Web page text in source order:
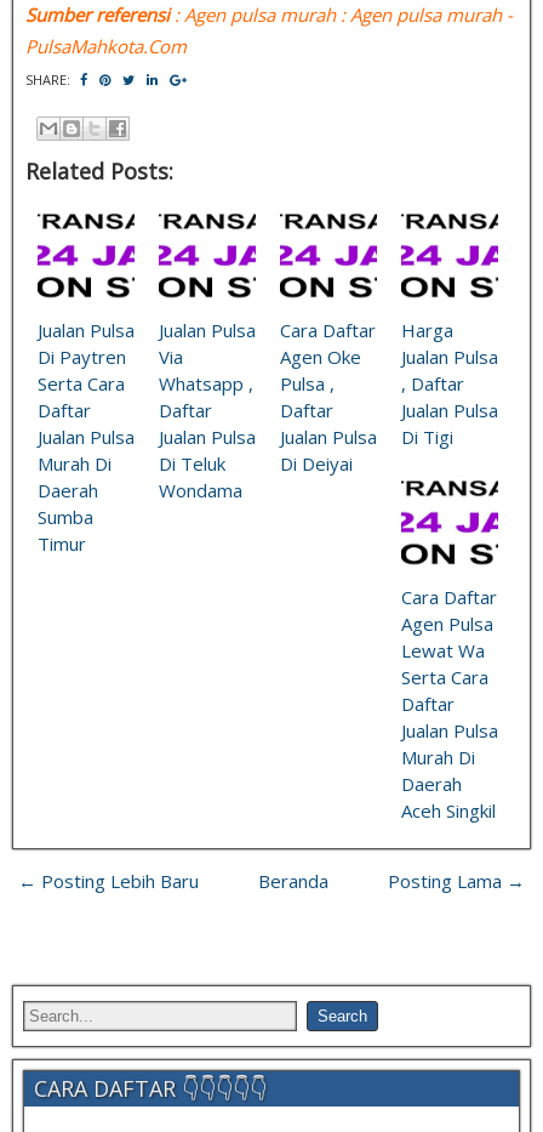
Sumber referensi: Agen pulsa murah : Agen pulsa murah -
PulsaMahkota.Com
SHARE:
Related Posts:
Jualan Pulsa
Di Paytren
Serta Cara
Daftar
Jualan Pulsa
Murah Di
Daerah
Sumba
Timur
Jualan Pulsa
Via
Whatsapp ,
Daftar
Jualan Pulsa
Di Teluk
Wondama
Cara Daftar
Agen Oke
Pulsa ,
Daftar
Jualan Pulsa
Di Deiyai
Harga
Jualan Pulsa
, Daftar
Jualan Pulsa
Di Tigi
Cara Daftar
Agen Pulsa
Lewat Wa
Serta Cara
Daftar
Jualan Pulsa
Murah Di
Daerah
Aceh Singkil
← Posting Lebih Baru Posting Lama →
Beranda
CARA DAFTAR 👇👇👇👇👇